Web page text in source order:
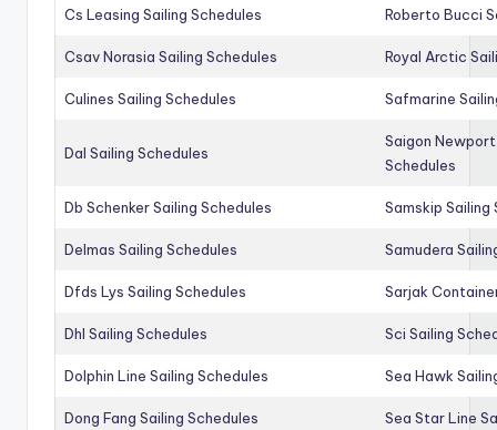
Cs Leasing Sailing Schedules Roberto Bucci
Csav Norasia Sailing Schedules Royal Arctic
Culines Sailing Schedules Safmarine
Dal Sailing Schedules
Saigon
Schedules
Db Schenker Sailing Schedules Samskip Sailing
Delmas Sailing Schedules Samudera
Dfds Lys Sailing Schedules Sarjak
Dhl Sailing Schedules Sci Sailing
Dolphin Line Sailing Schedules Sea Hawk
Dong Fang Sailing Schedules Sea Star Line